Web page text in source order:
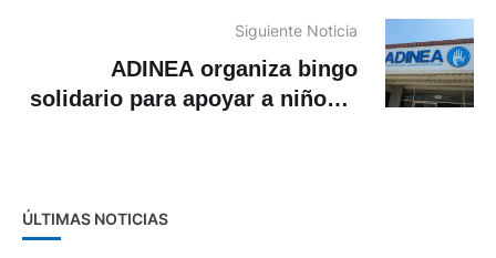
Siguiente Noticia
ADINEA organiza bingo
solidario para apoyar a niños y
ÚLTIMAS NOTICIAS